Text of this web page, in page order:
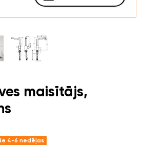
maisītājs,
4-6 nedēļas